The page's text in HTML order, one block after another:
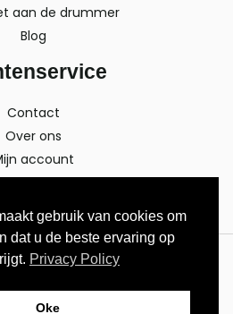
aan de drummer
Blog
Contact
Over ons
account
Topmuzikanten.nl
gebruik van cookies om
dat u de beste ervaring op
Privacy Policy
Oke